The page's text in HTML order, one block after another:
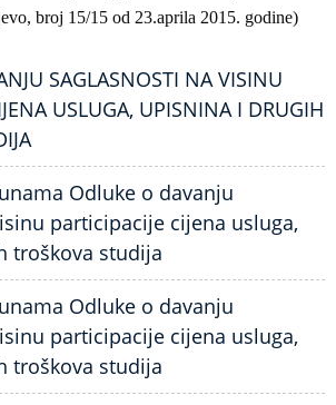
broj 15/15 od 23.aprila 2015. godine)
SAGLASNOSTI NA VISINU
USLUGA, UPISNINA I DRUGIH
Odluke o davanju
participacije cijena usluga,
troškova studija
Odluke o davanju
participacije cijena usluga,
troškova studija